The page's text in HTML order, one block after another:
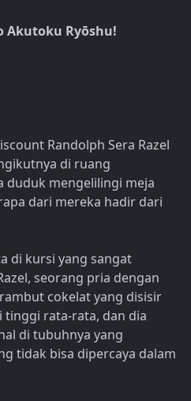
Akutoku Ryōshu!
Randolph Sera Razel
di ruang
duduk mengelilingi meja
dari mereka hadir dari
di kursi yang sangat
seorang pria dengan
cokelat yang disisir
tinggi rata-rata, dan dia
di tubuhnya yang
tidak bisa dipercaya dalam